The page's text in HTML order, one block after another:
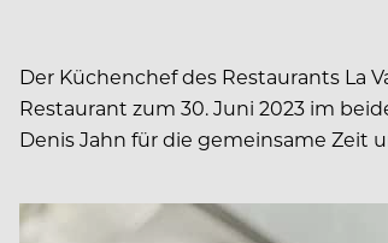
Der Küchenchef des Restaurants La
Restaurant zum 30. Juni 2023 im
Denis Jahn für die gemeinsame Zeit